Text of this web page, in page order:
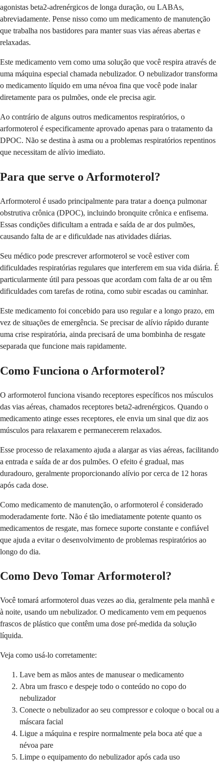
agonistas beta2-adrenérgicos de longa duração, ou LABAs,
abreviadamente. Pense nisso como um medicamento de manutenção
que trabalha nos bastidores para manter suas vias aéreas abertas e
relaxadas.
Este medicamento vem como uma solução que você respira através de
uma máquina especial chamada nebulizador. O nebulizador transforma
o medicamento líquido em uma névoa fina que você pode inalar
diretamente para os pulmões, onde ele precisa agir.
Ao contrário de alguns outros medicamentos respiratórios, o
arformoterol é especificamente aprovado apenas para o tratamento da
DPOC. Não se destina à asma ou a problemas respiratórios repentinos
que necessitam de alívio imediato.
Para que serve o Arformoterol?
Arformoterol é usado principalmente para tratar a doença pulmonar
obstrutiva crônica (DPOC), incluindo bronquite crônica e enfisema.
Essas condições dificultam a entrada e saída de ar dos pulmões,
causando falta de ar e dificuldade nas atividades diárias.
Seu médico pode prescrever arformoterol se você estiver com
dificuldades respiratórias regulares que interferem em sua vida diária. É
particularmente útil para pessoas que acordam com falta de ar ou têm
dificuldades com tarefas de rotina, como subir escadas ou caminhar.
Este medicamento foi concebido para uso regular e a longo prazo, em
vez de situações de emergência. Se precisar de alívio rápido durante
uma crise respiratória, ainda precisará de uma bombinha de resgate
separada que funcione mais rapidamente.
Como Funciona o Arformoterol?
O arformoterol funciona visando receptores específicos nos músculos
das vias aéreas, chamados receptores beta2-adrenérgicos. Quando o
medicamento atinge esses receptores, ele envia um sinal que diz aos
músculos para relaxarem e permanecerem relaxados.
Esse processo de relaxamento ajuda a alargar as vias aéreas, facilitando
a entrada e saída de ar dos pulmões. O efeito é gradual, mas
duradouro, geralmente proporcionando alívio por cerca de 12 horas
após cada dose.
Como medicamento de manutenção, o arformoterol é considerado
moderadamente forte. Não é tão imediatamente potente quanto os
medicamentos de resgate, mas fornece suporte constante e confiável
que ajuda a evitar o desenvolvimento de problemas respiratórios ao
longo do dia.
Como Devo Tomar Arformoterol?
Você tomará arformoterol duas vezes ao dia, geralmente pela manhã e
à noite, usando um nebulizador. O medicamento vem em pequenos
frascos de plástico que contêm uma dose pré-medida da solução
líquida.
Veja como usá-lo corretamente:
Lave bem as mãos antes de manusear o medicamento
Abra um frasco e despeje todo o conteúdo no copo do
nebulizador
Conecte o nebulizador ao seu compressor e coloque o bocal ou a
máscara facial
Ligue a máquina e respire normalmente pela boca até que a
névoa pare
Limpe o equipamento do nebulizador após cada uso